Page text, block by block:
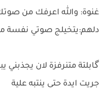
غنوة: والله اعرفك من
دلهم:يتخيلج صوتي نفسة
گابلتة متنرفزة لان
جريت ايدة حتى ينتبه علية